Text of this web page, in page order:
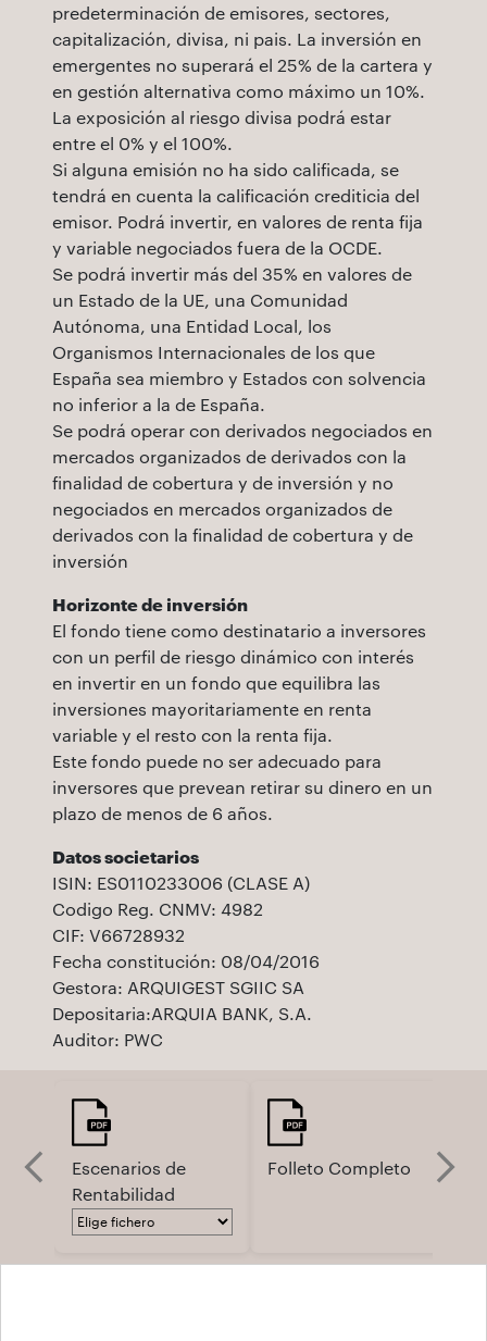
predeterminación de emisores, sectores,
capitalización, divisa, ni pais. La inversión en
emergentes no superará el 25% de la cartera y
en gestión alternativa como máximo un 10%.
La exposición al riesgo divisa podrá estar
entre el 0% y el 100%.
Si alguna emisión no ha sido calificada, se
tendrá en cuenta la calificación crediticia del
emisor. Podrá invertir, en valores de renta fija
y variable negociados fuera de la OCDE.
Se podrá invertir más del 35% en valores de
un Estado de la UE, una Comunidad
Autónoma, una Entidad Local, los
Organismos Internacionales de los que
España sea miembro y Estados con solvencia
no inferior a la de España.
Se podrá operar con derivados negociados en
mercados organizados de derivados con la
finalidad de cobertura y de inversión y no
negociados en mercados organizados de
derivados con la finalidad de cobertura y de
inversión
Horizonte de inversión
El fondo tiene como destinatario a inversores
con un perfil de riesgo dinámico con interés
en invertir en un fondo que equilibra las
inversiones mayoritariamente en renta
variable y el resto con la renta fija.
Este fondo puede no ser adecuado para
inversores que prevean retirar su dinero en un
plazo de menos de 6 años.
Datos societarios
ISIN: ES0110233006 (CLASE A)
Codigo Reg. CNMV: 4982
CIF: V66728932
Fecha constitución: 08/04/2016
Gestora: ARQUIGEST SGIIC SA
Depositaria:ARQUIA BANK, S.A.
Auditor: PWC
Escenarios de
Rentabilidad
Folleto Completo